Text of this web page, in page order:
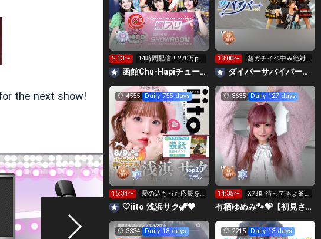
the next show!
2:13〜
14時間配信！270万pt
横アリへGO‼️
函館Chu-Hapiチューハピ🌈
13:00〜
超ガチイベ中🔥絶対
@JAM出たい！！！‪ダイバーサバイバー【公式】
top10
モデル
4555 Daily 755 days
15:34〜
愛の込もった応援を
日々ありがとうござ
います💪🏻😭
🤍iito ‎浅浜サク🦖🤎
3635 Daily 127 days
14:35〜
Xﾌｫﾛｰ待ってるよ🎀
💖
有栖ゆめみ🐾💝【初見さん大歓迎】
3334
Daily 18 days
2215 Daily 13 days